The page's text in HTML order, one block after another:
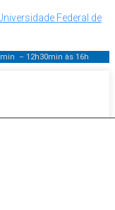
Federal de
– 12h30min às 16h